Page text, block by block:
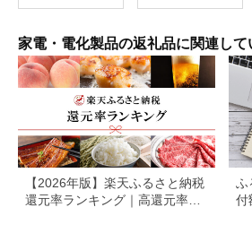
の日 母の日準備 母の
家電・電化製品の返礼品に関連し
【2026年版】楽天ふるさと納税
還元率ランキング｜高還元率返
ふ
付